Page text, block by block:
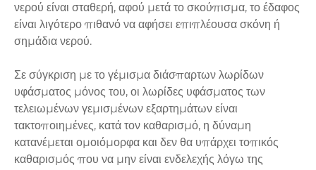
νερού είναι σταθερή, αφού μετά το σκούπισμα, το έδαφος
είναι λιγότερο πιθανό να αφήσει επιπλέουσα σκόνη ή
σημάδια νερού.
Σε σύγκριση με το γέμισμα διάσπαρτων λωρίδων
υφάσματος μόνος του, οι λωρίδες υφάσματος των
τελειωμένων γεμισμένων εξαρτημάτων είναι
τακτοποιημένες, κατά τον καθαρισμό, η δύναμη
κατανέμεται ομοιόμορφα και δεν θα υπάρχει τοπικός
καθαρισμός που να μην είναι ενδελεχής λόγω της